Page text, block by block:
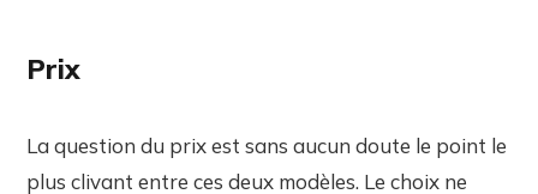
Prix
La question du prix est sans aucun doute le point le
plus clivant entre ces deux modèles. Le choix ne